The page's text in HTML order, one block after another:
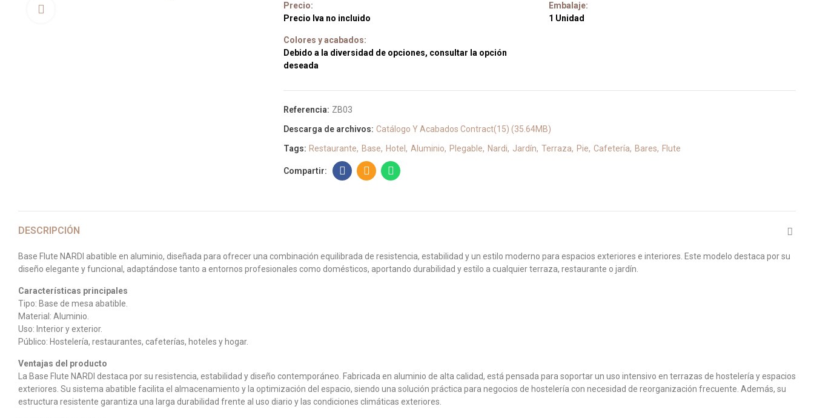
Precio:
Precio Iva no incluido
Embalaje:
1 Unidad
Colores y acabados:
Debido a la diversidad de opciones, consultar la opción
deseada
Referencia: ZB03
Descarga de archivos: Catálogo Y Acabados Contract(15) (35.64MB)
Tags: Restaurante Base Hotel Aluminio Plegable Nardi Jardín Terraza Pie Cafetería Bares Flute
DESCRIPCIÓN
Base Flute NARDI abatible en aluminio, diseñada para ofrecer una combinación equilibrada de resistencia, estabilidad y un estilo moderno para espacios exteriores e interiores. Este modelo destaca por su
diseño elegante y funcional, adaptándose tanto a entornos profesionales como domésticos, aportando durabilidad y estilo a cualquier terraza, restaurante o jardín.
Características principales
Tipo: Base de mesa abatible.
Material: Aluminio.
Uso: Interior y exterior.
Público: Hostelería, restaurantes, cafeterías, hoteles y hogar.
Ventajas del producto
La Base Flute NARDI destaca por su resistencia, estabilidad y diseño contemporáneo. Fabricada en aluminio de alta calidad, está pensada para soportar un uso intensivo en terrazas de hostelería y espacios
exteriores. Su sistema abatible facilita el almacenamiento y la optimización del espacio, siendo una solución práctica para negocios de hostelería con necesidad de reorganización frecuente. Además, su
estructura resistente garantiza una larga durabilidad frente al uso diario y las condiciones climáticas exteriores.